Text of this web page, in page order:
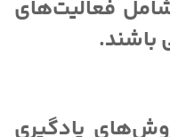
فعالیت‌های
باشند.
یادگیری